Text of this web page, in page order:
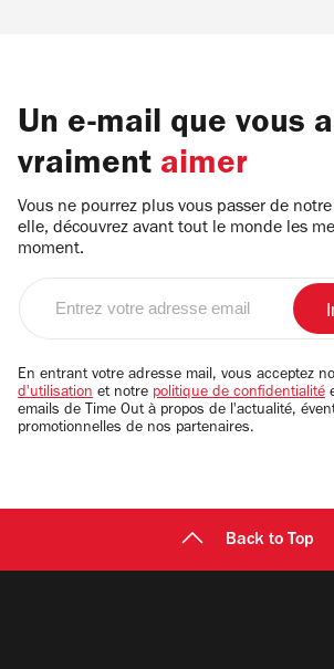
Un e-mail que vous
vraiment aimer
Vous ne pourrez plus vous passer de
elle, découvrez avant tout le monde les
moment.
email
En entrant votre adresse mail, vous acceptez
d'utilisation et notre politique de confidentialité
emails de Time Out à propos de l'actualité,
promotionnelles de nos partenaires.
Back to Top